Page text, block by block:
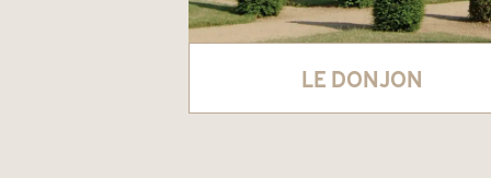
LE DONJON